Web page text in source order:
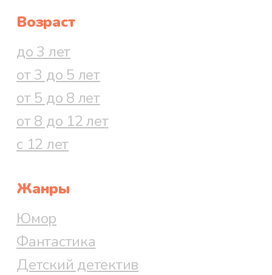
Возраст
до 3 лет
от 3 до 5 лет
от 5 до 8 лет
от 8 до 12 лет
с 12 лет
Жанры
Юмор
Фантастика
Детский детектив